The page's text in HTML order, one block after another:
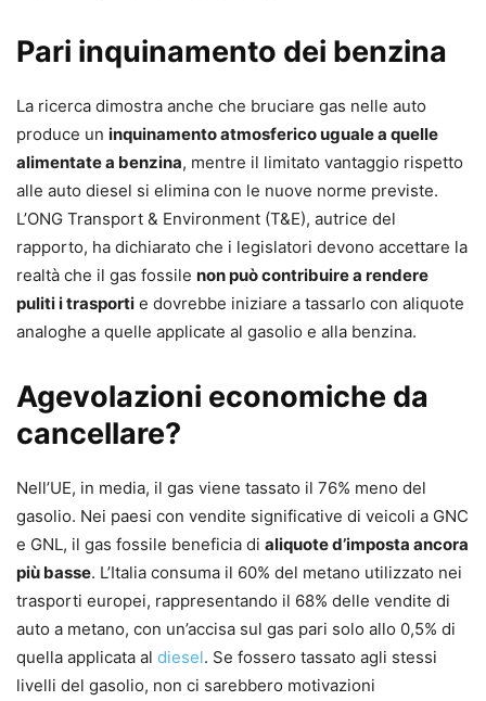
Pari inquinamento dei benzina
La ricerca dimostra anche che bruciare gas nelle auto
produce un inquinamento atmosferico uguale a quelle
alimentate a benzina, mentre il limitato vantaggio rispetto
alle auto diesel si elimina con le nuove norme previste.
L’ONG Transport & Environment (T&E), autrice del
rapporto, ha dichiarato che i legislatori devono accettare la
realtà che il gas fossile non può contribuire a rendere
puliti i trasporti e dovrebbe iniziare a tassarlo con aliquote
analoghe a quelle applicate al gasolio e alla benzina.
Agevolazioni economiche da
cancellare?
Nell’UE, in media, il gas viene tassato il 76% meno del
gasolio. Nei paesi con vendite significative di veicoli a GNC
e GNL, il gas fossile beneficia di aliquote d’imposta ancora
più basse. L’Italia consuma il 60% del metano utilizzato nei
trasporti europei, rappresentando il 68% delle vendite di
auto a metano, con un’accisa sul gas pari solo allo 0,5% di
quella applicata al diesel. Se fossero tassato agli stessi
livelli del gasolio, non ci sarebbero motivazioni